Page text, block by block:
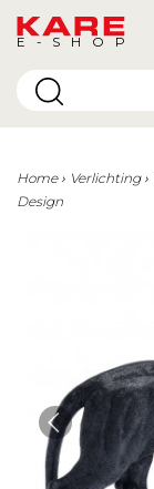
E-SHOP
Home Verlichting
Design